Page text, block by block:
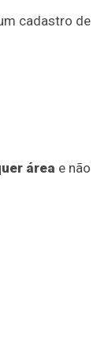
cadastro de
área e não